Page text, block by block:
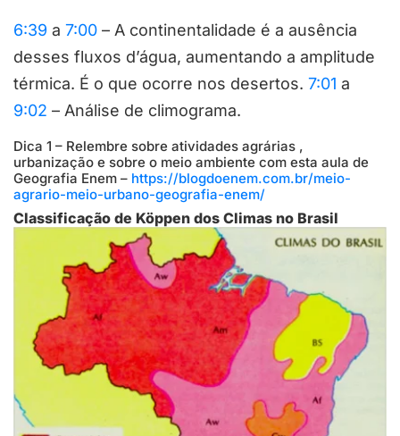
6:39 a 7:00 – A continentalidade é a ausência
desses fluxos d’água, aumentando a amplitude
térmica. É o que ocorre nos desertos. 7:01 a
9:02 – Análise de climograma.
Dica 1 – Relembre sobre atividades agrárias ,
urbanização e sobre o meio ambiente com esta aula de
Geografia Enem – https://blogdoenem.com.br/meio-
agrario-meio-urbano-geografia-enem/
Classificação de Köppen dos Climas no Brasil